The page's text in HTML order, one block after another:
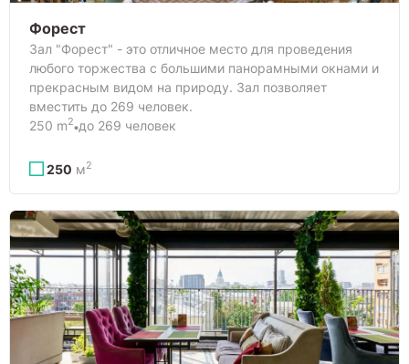
Форест
Зал "Форест" - это отличное место для проведения
любого торжества с большими панорамными окнами и
прекрасным видом на природу. Зал позволяет
вместить до 269 человек.
250 m2 до 269 человек
250 м2